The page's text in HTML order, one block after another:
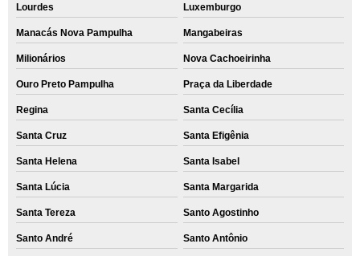
Lourdes Luxemburgo
Manacás Nova Pampulha Mangabeiras
Milionários Nova Cachoeirinha
Ouro Preto Pampulha Praça da Liberdade
Regina Santa Cecília
Santa Cruz Santa Efigênia
Santa Helena Santa Isabel
Santa Lúcia Santa Margarida
Santa Tereza Santo Agostinho
Santo André Santo Antônio